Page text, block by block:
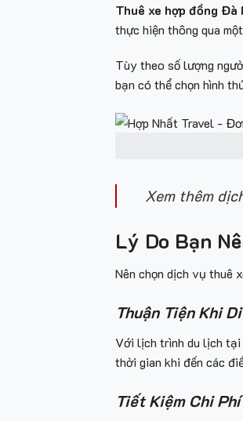
Thuê xe hợp đồng Đà
thực hiện thông qua
Tùy theo số lượng
bạn có thể chọn hình
Xem thêm
Lý Do Bạn
Nên chọn dịch vụ thuê
Thuận Tiện Khi
Với lịch trình du lịch tại
thời gian khi đến các
Tiết Kiệm Chi Phí